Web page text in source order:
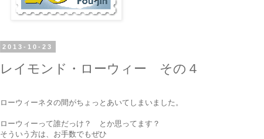
2013-10-23
レイモンド・ローウィー その４
ローウィーネタの間がちょっとあいてしまいました。
ローウィーって誰だっけ？ とか思ってます？
そういう方は、お手数でもぜひ